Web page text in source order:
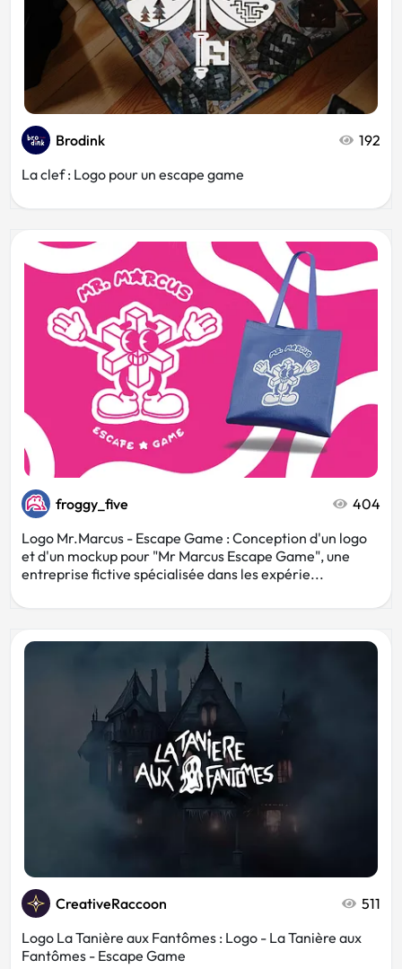
Kiné Cartoon
Chocolatier Auto-école
Brodink
192
La clef : Logo pour un escape game
froggy_five
404
Logo Mr.Marcus - Escape Game : Conception d'un logo
et d'un mockup pour "Mr Marcus Escape Game", une
entreprise fictive spécialisée dans les expérie...
CreativeRaccoon
511
Logo La Tanière aux Fantômes : Logo - La Tanière aux
Fantômes - Escape Game